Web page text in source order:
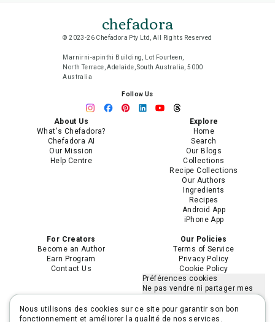
chefadora
© 2023-26 Chefadora Pty Ltd, All Rights Reserved
Marnirni-apinthi Building, Lot Fourteen,
North Terrace, Adelaide, South Australia, 5000
Australia
Follow Us
About Us
What's Chefadora?
Chefadora AI
Our Mission
Help Centre
Explore
Home
Search
Our Blogs
Collections
Recipe Collections
Our Authors
Ingredients
Recipes
Android App
iPhone App
For Creators
Become an Author
Earn Program
Contact Us
Our Policies
Terms of Service
Privacy Policy
Cookie Policy
Préférences cookies
Ne pas vendre ni partager mes
Limiter l'utilisation de mes
informations personnelles
Nous utilisons des cookies sur ce site pour garantir son bon
fonctionnement et améliorer la qualité de nos services.